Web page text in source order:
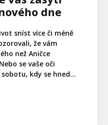
dne
sníst více či méně
že vám
než Aničce
se vaše oči
kdy se hned...